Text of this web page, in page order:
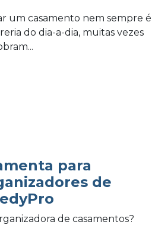
um casamento nem sempre é
do dia-a-dia, muitas vezes
para
de
de casamentos?